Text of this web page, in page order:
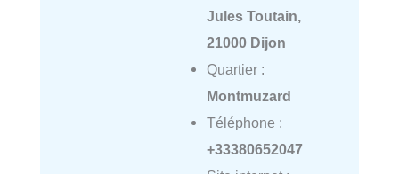
Jules Toutain,
21000 Dijon
Quartier :
Montmuzard
Téléphone :
+33380652047